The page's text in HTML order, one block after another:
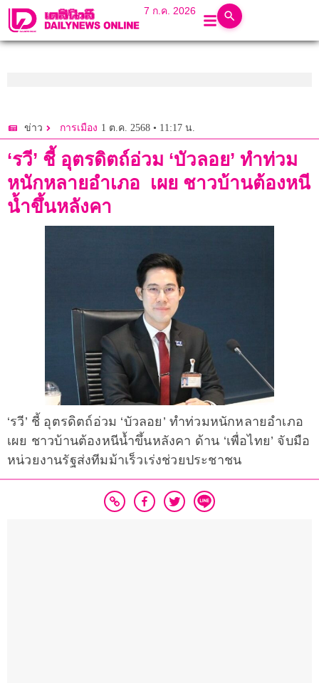
7 ก.ค. 2026
ข่าว การเมือง 1 ต.ค. 2568 • 11:17 น.
‘รวี’ ชี้ อุตรดิตถ์อ่วม ‘บัวลอย’ ทำท่วม
หนักหลายอำเภอ เผย ชาวบ้านต้องหนี
น้ำขึ้นหลังคา
‘รวี’ ชี้ อุตรดิตถ์อ่วม ‘บัวลอย’ ทำท่วมหนักหลายอำเภอ
เผย ชาวบ้านต้องหนีน้ำขึ้นหลังคา ด้าน ‘เพื่อไทย’ จับมือ
หน่วยงานรัฐส่งทีมม้าเร็วเร่งช่วยประชาชน